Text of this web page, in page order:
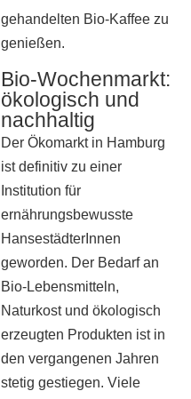
Di: 08:00 – 13:00 Uhr
Fr: 09:00 – 18:00 Uhr
Di + Fr: 08:00 – 13:00 Uhr
Di + Do: 11:00 – 16:00 Uhr
Di + Fr: 09:00 – 14:00 Uhr
Sa: 08:00 – 13:00 Uhr
Di: 13:00 – 18:00 Uhr
Sa: 08:00 – 13:00 Uhr
Do: 09:00 – 13:00 Uhr
Di: 09:00 – 13:00 Uhr
gehandelten Bio-Kaffee zu
genießen.
Bio-Wochenmarkt:
ökologisch und
nachhaltig
Der Ökomarkt in Hamburg
ist definitiv zu einer
Institution für
ernährungsbewusste
HansestädterInnen
geworden. Der Bedarf an
Bio-Lebensmitteln,
Naturkost und ökologisch
erzeugten Produkten ist in
den vergangenen Jahren
stetig gestiegen. Viele